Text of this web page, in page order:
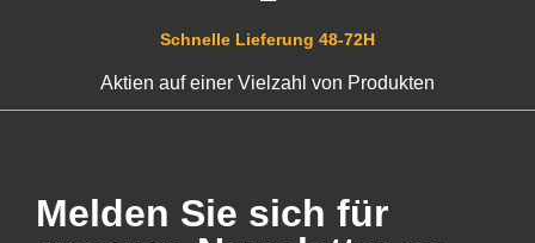
Schnelle Lieferung 48-72H
Aktien auf einer Vielzahl von Produkten
Melden Sie sich für